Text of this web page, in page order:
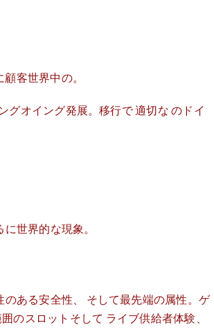
客世界中の。
オイング発展。移行で 適切な のドイ
世界的な現象。
ある安全性、 そして最先端の属性。ゲ
のスロットそして ライブ供給者体験、